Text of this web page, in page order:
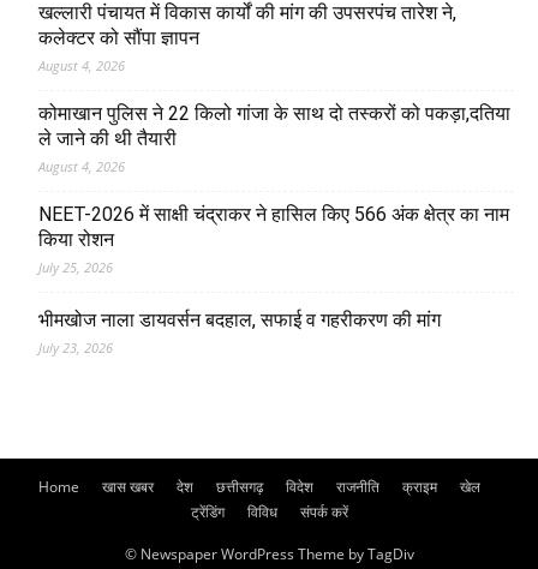
खल्लारी पंचायत में विकास कार्यों की मांग की उपसरपंच तारेश ने,
कलेक्टर को सौंपा ज्ञापन
August 4, 2026
कोमाखान पुलिस ने 22 किलो गांजा के साथ दो तस्करों को पकड़ा,दतिया
ले जाने की थी तैयारी
August 4, 2026
NEET-2026 में साक्षी चंद्राकर ने हासिल किए 566 अंक क्षेत्र का नाम
किया रोशन
July 25, 2026
भीमखोज नाला डायवर्सन बदहाल, सफाई व गहरीकरण की मांग
July 23, 2026
Home खास खबर देश छत्तीसगढ़ विदेश राजनीति क्राइम
खेल
ट्रेंडिंग
विविध संपर्क करें
© Newspaper WordPress Theme by TagDiv